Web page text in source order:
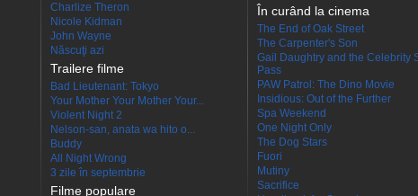
Charlize Theron
Nicole Kidman
John Wayne
Născuţi azi
Trailere filme
Bad Lieutenant: Tokyo
Your Mother Your Mother Your...
Violent Night 2
Nelson-san, anata wa hito o...
Buddy
All Night Wrong
3 zile în septembrie
Filme populare
În curând la cinema
The End of Oak Street
The Carpenter's Son
Gail Daughtry and the Celebrity
Pass
PAW Patrol: The Dino Movie
Insidious: Out of the Further
Spa Weekend
One Night Only
The Dog Stars
Fuori
Mutiny
Sacrifice